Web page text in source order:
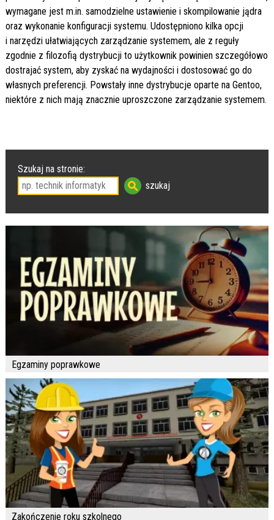
wymagane jest m.in. samodzielne ustawienie i skompilowanie jądra
oraz wykonanie konfiguracji systemu. Udostępniono kilka opcji
i narzędzi ułatwiających zarządzanie systemem, ale z reguły
zgodnie z filozofią dystrybucji to użytkownik powinien szczegółowo
dostrajać system, aby zyskać na wydajności i dostosować go do
własnych preferencji. Powstały inne dystrybucje oparte na Gentoo,
niektóre z nich mają znacznie uproszczone zarządzanie systemem.
Szukaj na stronie:
Egzaminy poprawkowe
Zakończenie roku szkolnego